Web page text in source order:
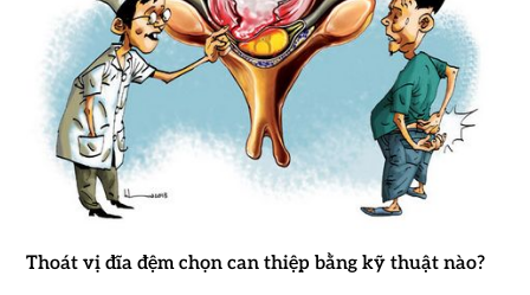
Thoát vị đĩa đệm chọn can thiệp bằng kỹ thuật nào?